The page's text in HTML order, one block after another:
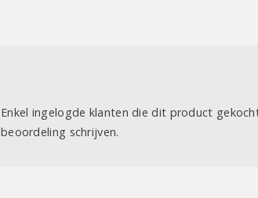
Enkel ingelogde klanten die dit product
beoordeling schrijven.